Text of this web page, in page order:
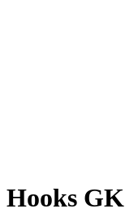
Hooks GK